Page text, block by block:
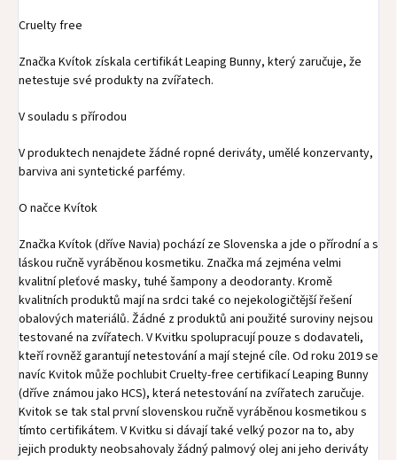
Cruelty free
Značka Kvítok získala certifikát Leaping Bunny, který zaručuje, že
netestuje své produkty na zvířatech.
V souladu s přírodou
V produktech nenajdete žádné ropné deriváty, umělé konzervanty,
barviva ani syntetické parfémy.
O načce Kvítok
Značka Kvítok (dříve Navia) pochází ze Slovenska a jde o přírodní a s
láskou ručně vyráběnou kosmetiku. Značka má zejména velmi
kvalitní pleťové masky, tuhé šampony a deodoranty. Kromě
kvalitních produktů mají na srdci také co nejekologičtější řešení
obalových materiálů. Žádné z produktů ani použité suroviny nejsou
testované na zvířatech. V Kvitku spolupracují pouze s dodavateli,
kteří rovněž garantují netestování a mají stejné cíle. Od roku 2019 se
navíc Kvitok může pochlubit Cruelty-free certifikací Leaping Bunny
(dříve známou jako HCS), která netestování na zvířatech zaručuje.
Kvitok se tak stal první slovenskou ručně vyráběnou kosmetikou s
tímto certifikátem. V Kvitku si dávají také velký pozor na to, aby
jejich produkty neobsahovaly žádný palmový olej ani jeho deriváty